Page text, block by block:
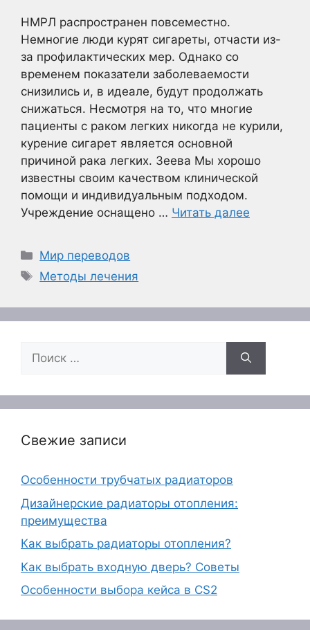
НМРЛ распространен повсеместно.
Немногие люди курят сигареты, отчасти из-
за профилактических мер. Однако со
временем показатели заболеваемости
снизились и, в идеале, будут продолжать
снижаться. Несмотря на то, что многие
пациенты с раком легких никогда не курили,
курение сигарет является основной
причиной рака легких. Зеева Мы хорошо
известны своим качеством клинической
помощи и индивидуальным подходом.
Учреждение оснащено … Читать далее
Рубрики
Мир переводов
Метки
Методы лечения
Поиск:
Свежие записи
Особенности трубчатых радиаторов
Дизайнерские радиаторы отопления:
преимущества
Как выбрать радиаторы отопления?
Как выбрать входную дверь? Советы
Особенности выбора кейса в CS2